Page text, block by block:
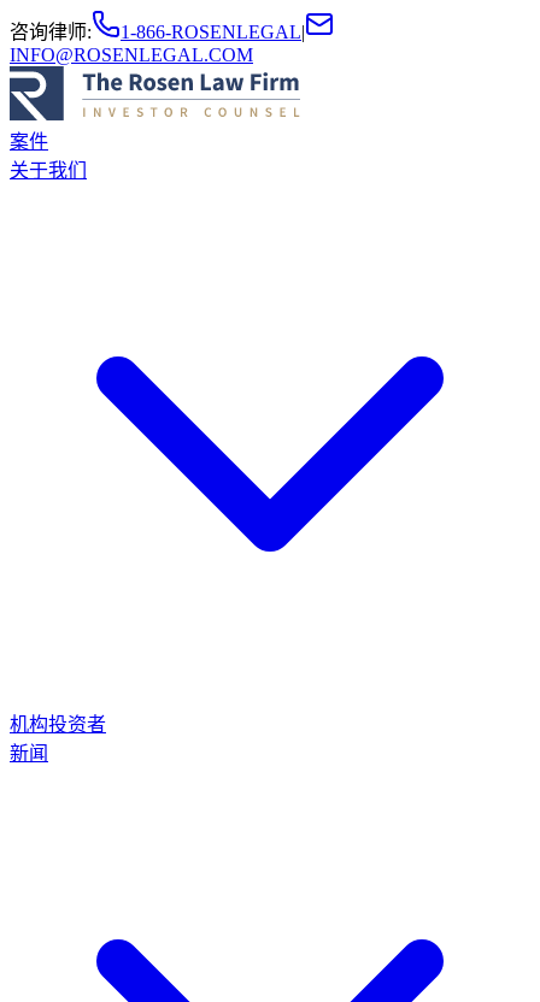
咨询律师: 1-866-ROSENLEGAL|
INFO@ROSENLEGAL.COM
案件
关于我们
机构投资者
新闻